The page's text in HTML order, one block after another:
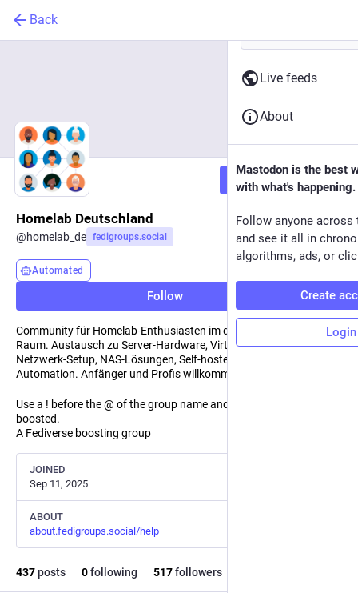
Back
Follow
Homelab Deutschland
@homelab_de fedigroups.social
Automated
Follow
Community für Homelab-Enthusiasten im deutschsprachigen
Raum. Austausch zu Server-Hardware, Virtualisierung, Docker,
Netzwerk-Setup, NAS-Lösungen, Self-hosted Services und
Automation. Anfänger und Profis willkommen!
Use a ! before the @ of the group name and the post will not be
boosted.
A Fediverse boosting group
JOINED
Sep 11, 2025
ABOUT
about.fedigroups.social/help
437posts 0following 517followers
Live feeds
About
Mastodon is the best
with what's happening.
Follow anyone across
and see it all in
algorithms, ads, or
Create
Login